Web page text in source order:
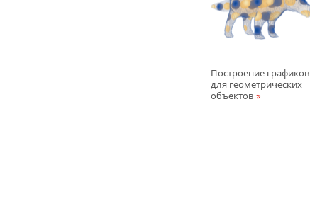
Построение графиков
для геометрических
объектов